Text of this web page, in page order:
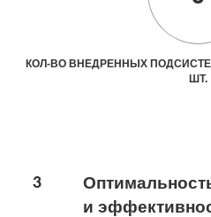
КОЛ-ВО ВНЕДРЕННЫХ
ШТ.
3
и